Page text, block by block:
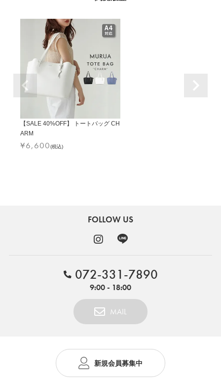
【SALE 40%OFF】 トートバッグ CH
ARM
¥6,600(税込)
FOLLOW US
MAIL
072-331-7890
9:00 - 18:00
新規会員募集中